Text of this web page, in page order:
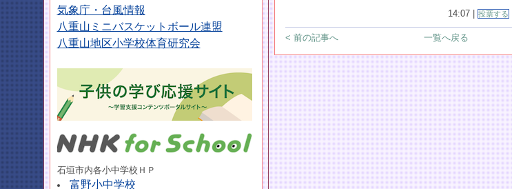
気象庁・台風情報
八重山ミニバスケットボール連盟
八重山地区小学校体育研究会
石垣市内各小中学校ＨＰ
富野小中学校
14:07 | 投票する
< 前の記事へ 一覧へ戻る